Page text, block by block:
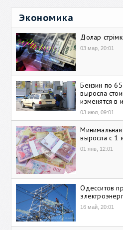
Экономика
Долар
03 мар, 20:01
Бензин по
выросла
изменятся в
03 июл, 09:01
Минимальная
выросла с 1
01 янв, 12:01
Одесситов
16 май, 20:01